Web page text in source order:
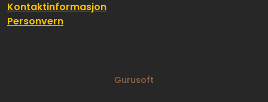
Kontaktinformasjon
Personvern
Gurusoft